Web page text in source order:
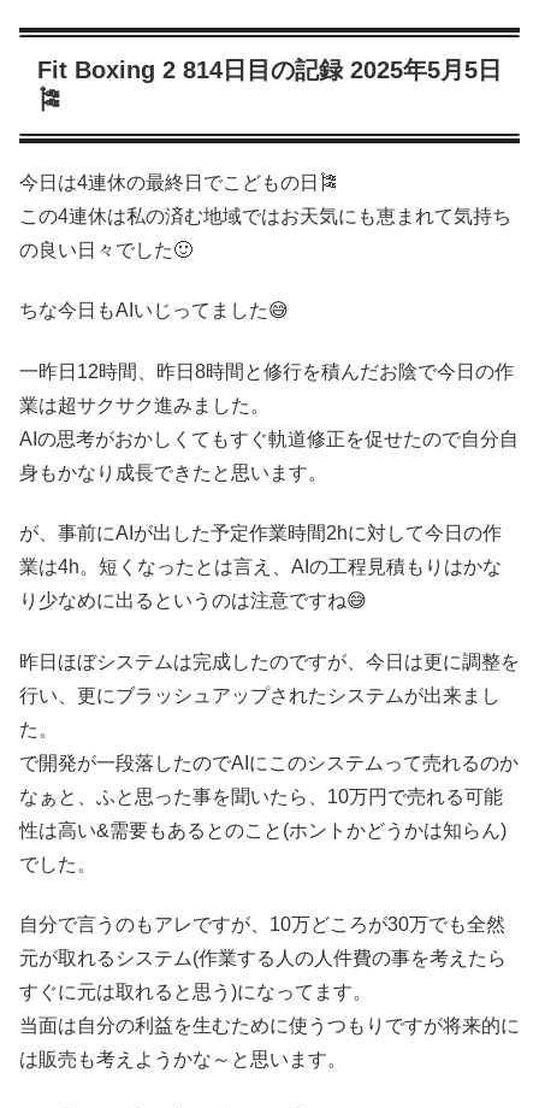
Fit Boxing 2 814日目の記録 2025年5月5日
🎏
今日は4連休の最終日でこどもの日🎏
この4連休は私の済む地域ではお天気にも恵まれて気持ち
の良い日々でした🙂
ちな今日もAIいじってました😅
一昨日12時間、昨日8時間と修行を積んだお陰で今日の作
業は超サクサク進みました。
AIの思考がおかしくてもすぐ軌道修正を促せたので自分自
身もかなり成長できたと思います。
が、事前にAIが出した予定作業時間2hに対して今日の作
業は4h。短くなったとは言え、AIの工程見積もりはかな
り少なめに出るというのは注意ですね😅
昨日ほぼシステムは完成したのですが、今日は更に調整を
行い、更にブラッシュアップされたシステムが出来まし
た。
で開発が一段落したのでAIにこのシステムって売れるのか
なぁと、ふと思った事を聞いたら、10万円で売れる可能
性は高い&需要もあるとのこと(ホントかどうかは知らん)
でした。
自分で言うのもアレですが、10万どころが30万でも全然
元が取れるシステム(作業する人の人件費の事を考えたら
すぐに元は取れると思う)になってます。
当面は自分の利益を生むために使うつもりですが将来的に
は販売も考えようかな～と思います。